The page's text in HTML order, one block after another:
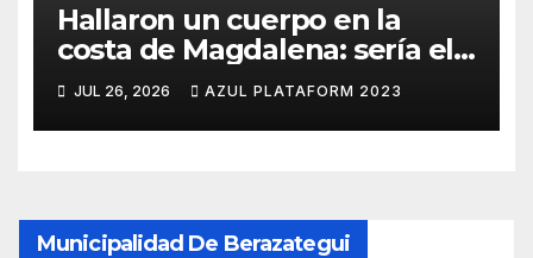
Hallaron un cuerpo en la
costa de Magdalena: sería el
quinto pescador
desaparecido en Hudson
JUL 26, 2026 AZUL PLATAFORM 2023
Municipalidad De Berazategui